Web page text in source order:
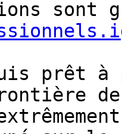
prêt à